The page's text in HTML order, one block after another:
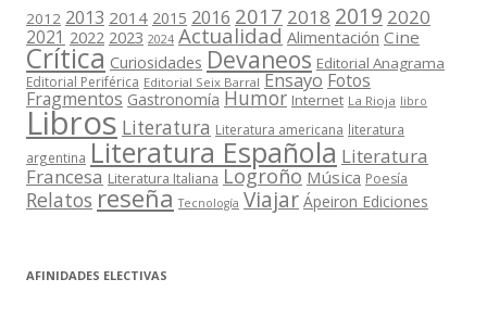
2012 2013 2014 2015 2016 2017 2018 2019 2020
2021 2022 2023 2024 Actualidad Alimentación Cine
Crítica Curiosidades Devaneos Editorial Anagrama
Editorial Periférica Editorial Seix Barral Ensayo Fotos
Fragmentos Gastronomía Humor Internet La Rioja libro
Libros Literatura Literatura americana literatura
argentina Literatura Española Literatura
Francesa Literatura Italiana Logroño Música Poesía
Relatos reseña Tecnología Viajar Ápeiron Ediciones
AFINIDADES ELECTIVAS